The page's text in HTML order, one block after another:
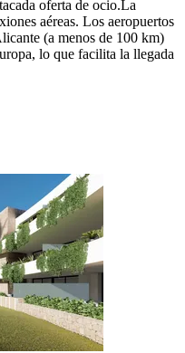
oferta de ocio.La
aéreas. Los aeropuertos
(a menos de 100 km)
lo que facilita la llegada